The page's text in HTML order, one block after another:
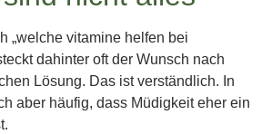
„welche vitamine helfen bei
dahinter oft der Wunsch nach
Lösung. Das ist verständlich. In
aber häufig, dass Müdigkeit eher ein